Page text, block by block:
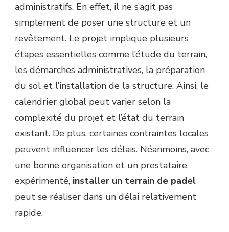
administratifs. En effet, il ne s’agit pas
simplement de poser une structure et un
revêtement. Le projet implique plusieurs
étapes essentielles comme l’étude du terrain,
les démarches administratives, la préparation
du sol et l’installation de la structure. Ainsi, le
calendrier global peut varier selon la
complexité du projet et l’état du terrain
existant. De plus, certaines contraintes locales
peuvent influencer les délais. Néanmoins, avec
une bonne organisation et un prestataire
expérimenté, installer un terrain de padel
peut se réaliser dans un délai relativement
rapide.